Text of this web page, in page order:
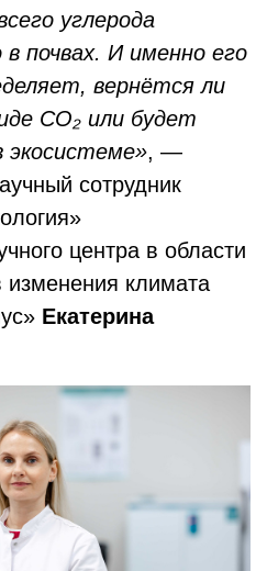
углерода
почвах. И именно его
вернётся ли
CO₂ или будет
экосистеме», —
сотрудник
центра в области
изменения климата
Екатерина